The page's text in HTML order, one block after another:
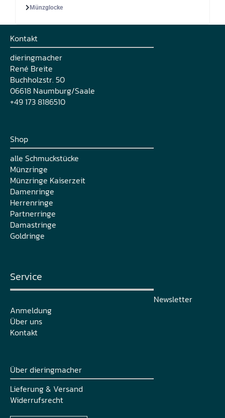
Münzglocke
Kontakt
dieringmacher
René Breite
Buchholzstr. 50
06618 Naumburg/Saale
+49 173 8186510
Shop
alle Schmuckstücke
Münzringe
Münzringe Kaiserzeit
Damenringe
Herrenringe
Partnerringe
Damastringe
Goldringe
Service
Newsletter
Anmeldung
Über uns
Kontakt
Über dieringmacher
Lieferung & Versand
Widerrufsrecht